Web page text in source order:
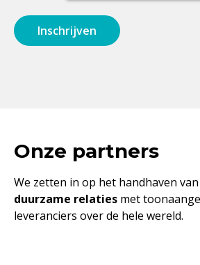
Onze partners
We zetten in op het handhaven van
duurzame relaties met
leveranciers over de hele wereld.